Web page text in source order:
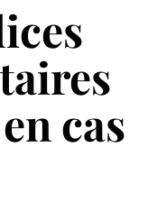
cas